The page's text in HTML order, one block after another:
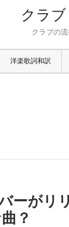
クラ
クラブの
洋楽歌詞和訳
ーがリ
？